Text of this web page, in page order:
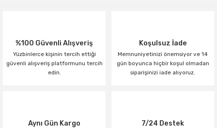
%100 Güvenli Alışveriş
Yüzbinlerce kişinin tercih ettiği
güvenli alışveriş platformunu tercih
edin.
Koşulsuz İade
Memnuniyetinizi önemsiyor ve 14
gün boyunca hiçbir koşul olmadan
siparişinizi iade alıyoruz.
Aynı Gün Kargo 7/24 Destek